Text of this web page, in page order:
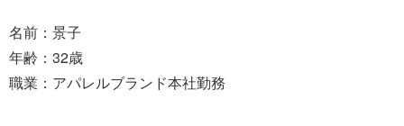
名前：景子
年齢：32歳
職業：アパレルブランド本社勤務